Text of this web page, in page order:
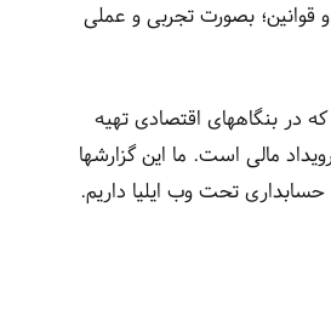
قوانین؛ بصورت تجربی و عملی
در بنگاههای اقتصادی تهیه
مالی است. ما این گزارشها
حسابداری تحت وب ایلیا داریم.